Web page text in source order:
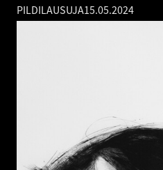
PILDILAUSUJA15.05.2024